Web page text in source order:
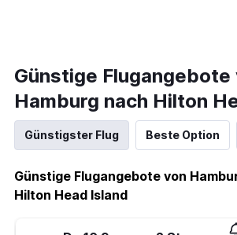
Günstige Flugangebote
Hamburg nach Hilton
Günstigster Flug Beste Option
Günstige Flugangebote von
Hilton Head Island